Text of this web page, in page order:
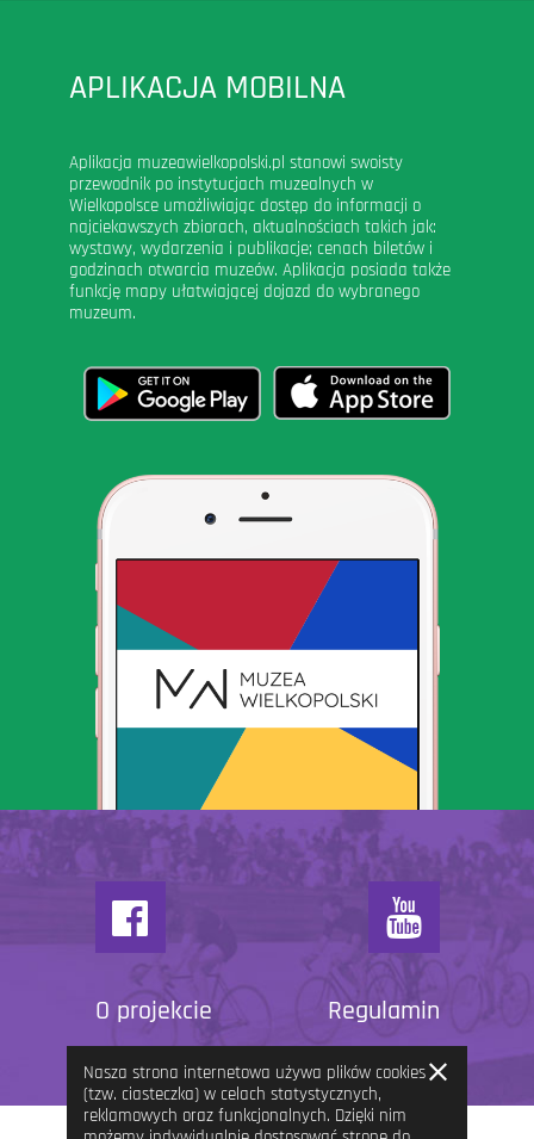
APLIKACJA MOBILNA
Aplikacja muzeawielkopolski.pl stanowi swoisty
przewodnik po instytucjach muzealnych w
Wielkopolsce umożliwiając dostęp do informacji o
najciekawszych zbiorach, aktualnościach takich jak:
wystawy, wydarzenia i publikacje; cenach biletów i
godzinach otwarcia muzeów. Aplikacja posiada także
funkcję mapy ułatwiającej dojazd do wybranego
muzeum.
O projekcie Regulamin
Nasza strona internetowa używa plików cookies
(tzw. ciasteczka) w celach statystycznych,
reklamowych oraz funkcjonalnych. Dzięki nim